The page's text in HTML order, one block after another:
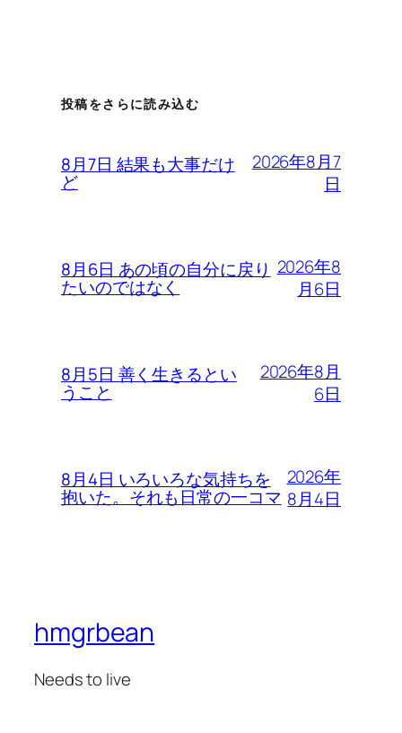
投稿をさらに読み込む
8月7日 結果も大事だけ
ど
2026年8月7
日
8月6日 あの頃の自分に戻り
たいのではなく
2026年8
月6日
8月5日 善く生きるとい
うこと
2026年8月
6日
8月4日 いろいろな気持ちを
抱いた。それも日常の一コマ
2026年
8月4日
hmgrbean
Needs to live